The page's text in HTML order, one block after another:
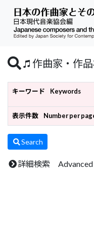
作曲家・作
キーワード Keywords
表示件数 Number per
Search
詳細検索 Advanced